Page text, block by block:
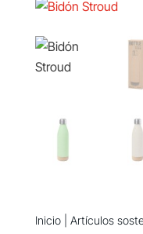
Inicio| Artículos